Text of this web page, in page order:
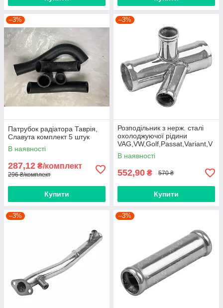
–3%
Патрубок радіатора Таврія,
Славута комплект 5 штук
В наявності
287,12 ₴/комплект
296 ₴/комплект
Купити
–3%
Розподільник з нерж. сталі
охолоджуючої рідини
VAG,VW,Golf,Passat,Variant,V
W-1K0121087J HORT
(BP7112)
В наявності
552,90 ₴ 570 ₴
Купити
–3% –3%